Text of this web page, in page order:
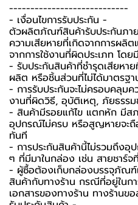
----------------------------
-️ เงื่อนไขการรับประกัน -️
ตัวผลิตภัณฑ์สินค้ารับประกันภาย
ความเสียหายที่เกิดจากการผลิ
จากการใช้งานที่ผิดประเภท โด
- รับประกันสินค้าที่ชำรุดเสียหา
ผลิต หรือชิ้นส่วนที่ไม่ได้มาตรฐา
- การรับประกันจะไม่ครอบคลุมค
งานที่ผิดวิธี, อุบัติเหตุ, ภัยธรร
- สินค้ามีรอยแก้ไข แตกหัก มีส
อุปกรณ์ไม่ครบ หรือสูญหายจะถื
ทันที
- การประกันสินค้านี้ไม่รวมถึง
ๆ ที่มีมาในกล่อง เช่น สายชาร์
-️ ผู้ซื้อต้องเก็บกล่องบรรจุภัณฑ์
สินค้ากับทางร้าน กรณีที่อยู่ในก
เอกสารของทางร้าน ทางร้าน